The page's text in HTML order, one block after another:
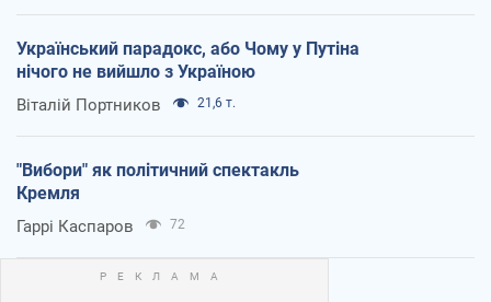
Український парадокс, або Чому у Путіна
нічого не вийшло з Україною
Віталій Портников 21,6 т.
"Вибори" як політичний спектакль
Кремля
Гаррі Каспаров 72